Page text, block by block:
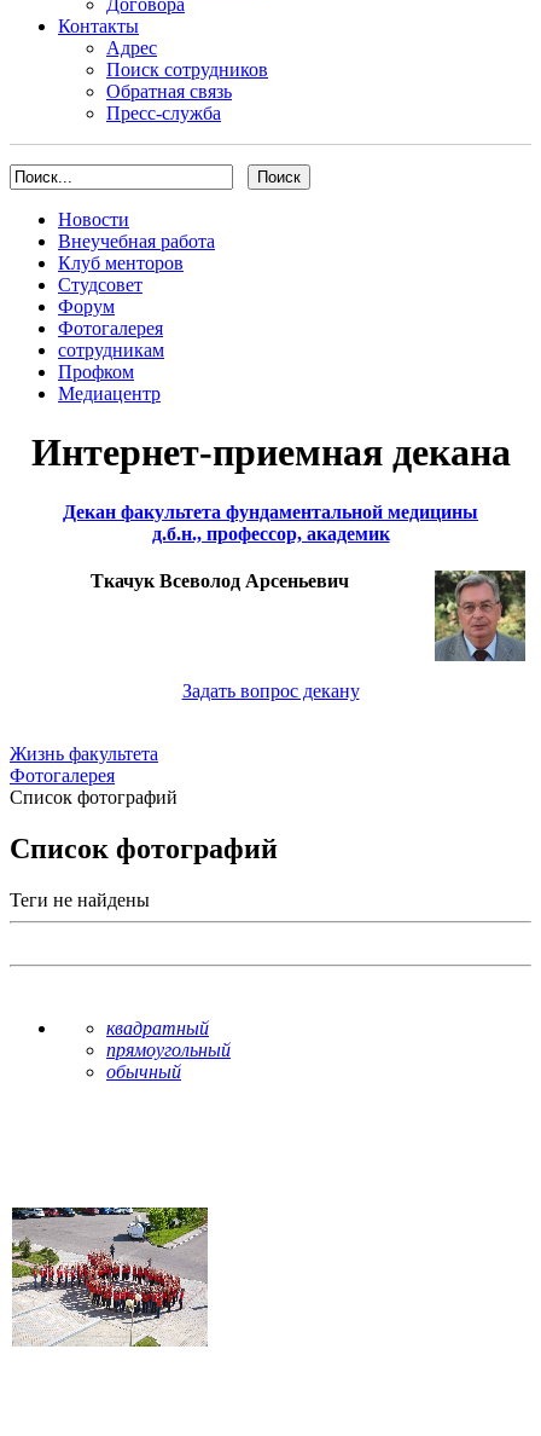
Договора
Контакты
Адрес
Поиск сотрудников
Обратная связь
Пресс-служба
Новости
Внеучебная работа
Клуб менторов
Студсовет
Форум
Фотогалерея
сотрудникам
Профком
Медиацентр
Интернет-приемная декана
Декан факультета фундаментальной медицины
д.б.н., профессор, академик
Ткачук Всеволод Арсеньевич
Задать вопрос декану
Жизнь факультета
Фотогалерея
Список фотографий
Список фотографий
Теги не найдены
квадратный
прямоугольный
обычный